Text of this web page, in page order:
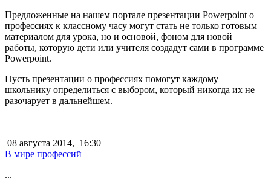
Предложенные на нашем портале презентации Powerpoint о
профессиях к классному часу могут стать не только готовым
материалом для урока, но и основой, фоном для новой
работы, которую дети или учителя создадут сами в программе
Powerpoint.
Пусть презентации о профессиях помогут каждому
школьнику определиться с выбором, который никогда их не
разочарует в дальнейшем.
08 августа 2014, 16:30
В мире профессий
...